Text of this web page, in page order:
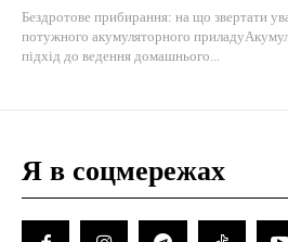
Бездротове прибирання: на що звертати
потужного акумуляторного
підхід до ведення домашнього...
Я в соцмережах